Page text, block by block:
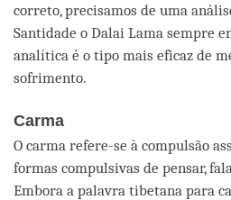
correto, precisamos de uma
Santidade o Dalai Lama sempre
analítica é o tipo mais eficaz de
sofrimento.
Carma
O carma refere-se à compulsão
formas compulsivas de pensar,
Embora a palavra tibetana para